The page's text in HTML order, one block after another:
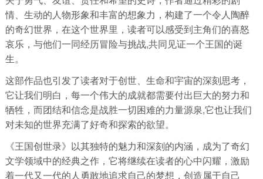
情、生动的人物形象和丰富的想象力，构建了一个令人陶醉
的奇幻世界，在这个世界里，读者可以感受到主角们的喜怒
哀乐，与他们一同经历冒险与挑战,共同见证一个王国的诞
生。
这部作品也引发了读者对于创世、生命和宇宙的深刻思考，
它让我们明白，每一个伟大的成就都需要付出巨大的努力和
牺牲，而团结和信念是战胜一切困难的力量源泉,它也让我们
对未知的世界充满了好奇和探索的欲望。
《王国创世录》以其独特的魅力和深刻的内涵，成为了奇幻
文学领域中的经典之作，它将继续在读者的心中闪耀，激励
着一代又一代的人勇敢地追求自己的梦想，创造属于自己